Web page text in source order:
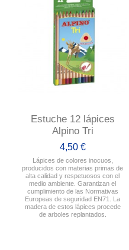
Estuche 12 lápices
Alpino Tri
4,50 €
Lápices de colores inocuos,
producidos con materias primas de
alta calidad y respetuosos con el
medio ambiente. Garantizan el
cumplimiento de las Normativas
Europeas de seguridad EN71. La
madera de estos lápices procede
de arboles replantados.